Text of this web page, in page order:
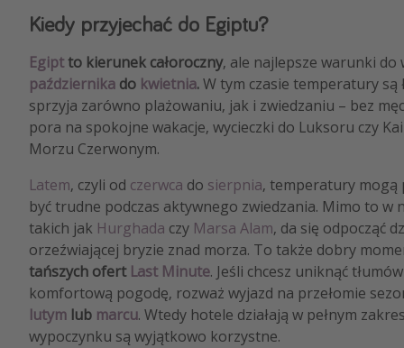
Kiedy przyjechać do Egiptu?
Egiptto kierunek całoroczny, ale najlepsze warunki do
października do kwietnia.W tym czasie temperatury są
sprzyja zarówno plażowaniu, jak i zwiedzaniu – bez
pora na spokojne wakacje, wycieczki do Luksoru czy
Morzu Czerwonym.
Latem, czyli od czerwca do sierpnia, temperatury mogą
być trudne podczas aktywnego zwiedzania. Mimo to w
takich jak Hurghada czy Marsa Alam, da się odpocząć
orzeźwiającej bryzie znad morza. To także dobry
tańszych ofert Last Minute. Jeśli chcesz uniknąć
komfortową pogodę, rozważ wyjazd na przełomie
lutym lub marcu. Wtedy hotele działają w pełnym
wypoczynku są wyjątkowo korzystne.